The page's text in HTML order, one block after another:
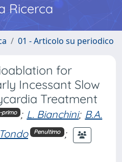
Ricerca
01 - Articolo su periodico
for
Incessant Slow
Treatment
primo ; L. Bianchini; B.A.
Penultimo ;